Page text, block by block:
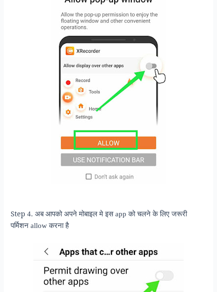
Step4. अब आपको अपने मोबाइल मे इस app को चलने के लिए जरूरी
पर्मिशन allow करना है